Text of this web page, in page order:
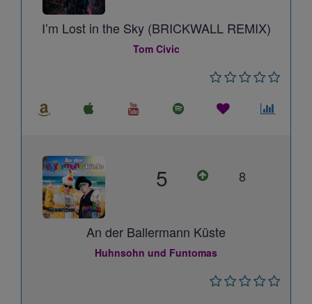
I’m Lost in the Sky (BRICKWALL REMIX)
Tom Civic
5 8
An der Ballermann Küste
Huhnsohn und Funtomas